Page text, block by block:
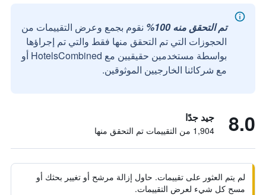
تم التحقق منه 100%
نقوم بجمع وعرض التقييمات من
الحجوزات التي تم التحقق منها فقط والتي تم إجراؤها
بواسطة مستخدمين حقيقيين مع HotelsCombined أو
مع شركائنا الخارجيين الموثوقين.
8.0 جيد جدًا
1,904 من التقييمات تم التحقق منها
لم يتم العثور على تقييمات. حاول إزالة مرشح أو تغيير بحثك أو
مسح كل شيء لعرض التقييمات.